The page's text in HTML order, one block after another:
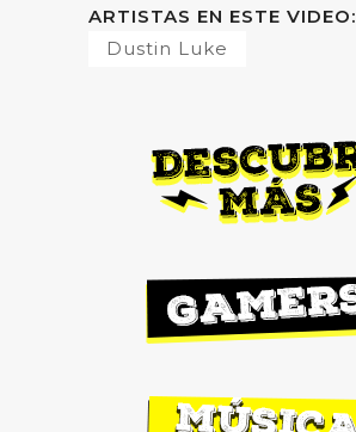
ARTISTAS EN ESTE VIDEO:
Dustin Luke